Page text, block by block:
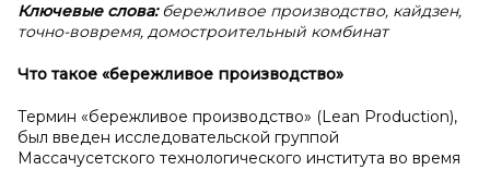
Ключевые слова:бережливое производство, кайдзен,
точно-вовремя, домостроительный комбинат
Что такое «бережливое производство»
Термин «бережливое производство» (Lean Production),
был введен исследовательской группой
Массачусетского технологического института во время